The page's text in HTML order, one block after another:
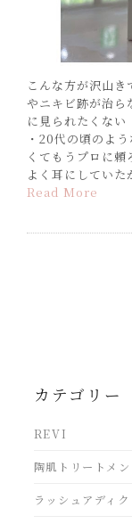
こんな方が沢山
やニキビ跡が治ら
に見られたくな
・20代の頃のよ
くてもうプロに
よく耳にしてい
Read More
カテゴリー
REVI
陶肌トリートメン
ラッシュアディク